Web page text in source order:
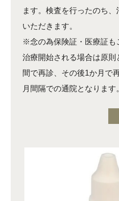
ます。検査を行ったのち
いただきます。
※念の為保険証・医療証も
治療開始される場合は原則
間で再診、その後1か月で
月間隔での通院となります